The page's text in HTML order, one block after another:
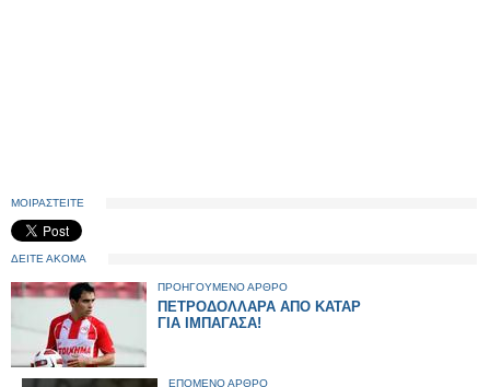
ΜΟΙΡΑΣΤΕΙΤΕ
ΔΕΙΤΕ ΑΚΟΜΑ
ΠΡΟΗΓΟΥΜΕΝΟ ΑΡΘΡΟ
ΠΕΤΡΟΔΟΛΛΑΡΑ ΑΠΟ ΚΑΤΑΡ
ΓΙΑ ΙΜΠΑΓΑΣΑ!
ΕΠΟΜΕΝΟ ΑΡΘΡΟ